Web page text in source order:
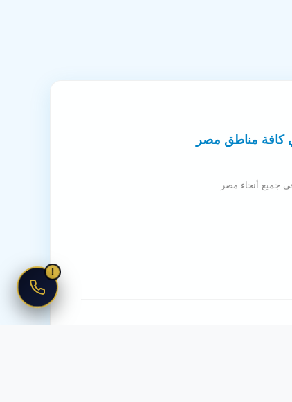
كافة مناطق مصر
جميع أنحاء مصر
!